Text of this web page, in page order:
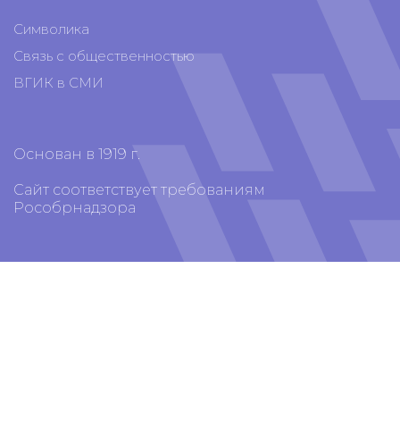
Символика
Связь с общественностью
ВГИК в СМИ
Основан в 1919 г.
Сайт соответствует требованиям
Рособрнадзора